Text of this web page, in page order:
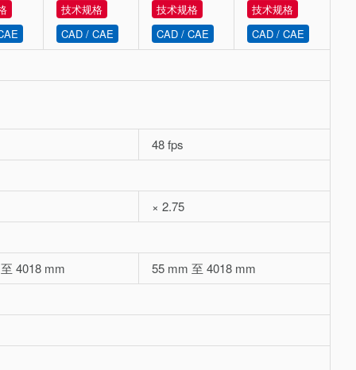
技术规格
CAD / CAE
技术规格
CAD / CAE
技术规格
CAD / CAE
48 fps
× 2.75
4018 mm 55 mm 至 4018 mm